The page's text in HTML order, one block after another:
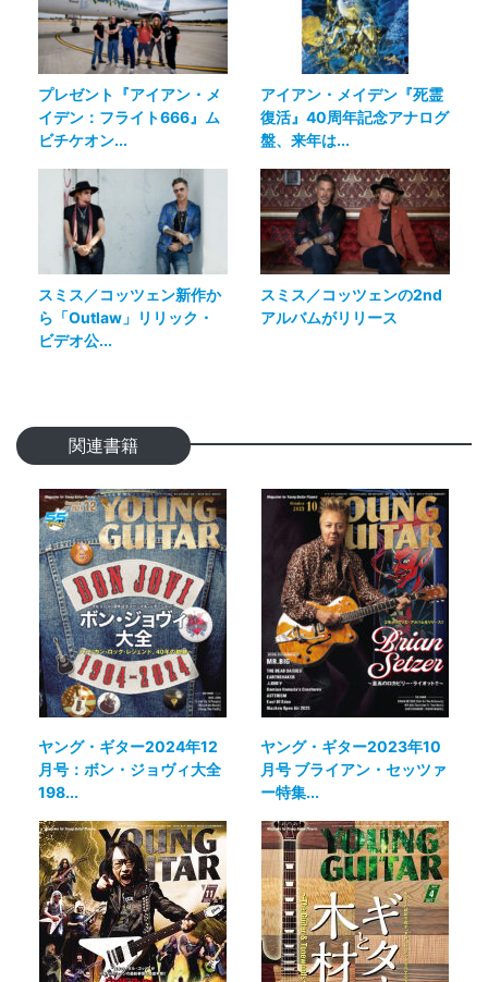
プレゼント『アイアン・メ
イデン：フライト666』ム
ビチケオン...
アイアン・メイデン『死霊
復活』40周年記念アナログ
盤、来年は...
スミス／コッツェン新作か
ら「Outlaw」リリック・
ビデオ公...
スミス／コッツェンの2nd
アルバムがリリース
関連書籍
ヤング・ギター2024年12
月号：ボン・ジョヴィ大全
198...
ヤング・ギター2023年10
月号 ブライアン・セッツァ
ー特集...